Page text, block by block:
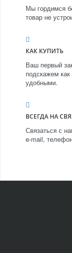
Мы гордимся
товар не
КАК КУПИТЬ
Ваш первый
подскажем
удобными.
ВСЕГДА НА
Связаться с
e-mail,